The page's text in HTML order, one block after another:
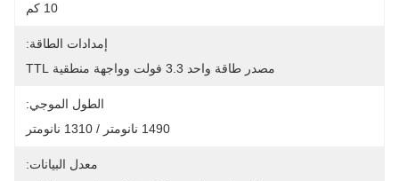
10 كم
إمدادات الطاقة:
مصدر طاقة واحد 3.3 فولت وواجهة منطقية TTL
الطول الموجي:
1490 نانومتر / 1310 نانومتر
معدل البيانات: